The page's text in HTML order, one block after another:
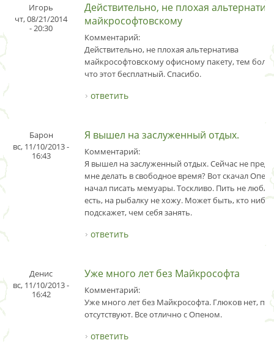
Игорь
чт, 08/21/2014
- 20:30
Действительно, не плохая
майкрософтовскому
Комментарий:
Действительно, не плохая альтернатива
майкрософтовскому офисному пакету, тем
что этот бесплатный. Спасибо.
ответить
Барон
вс, 11/10/2013 -
16:43
Я вышел на заслуженный отдых.
Комментарий:
Я вышел на заслуженный отдых. Сейчас не
мне делать в свободное время? Вот скачал
начал писать мемуары. Тоскливо. Пить не
есть, на рыбалку не хожу. Может быть, кто
подскажет, чем себя занять.
ответить
Денис
вс, 11/10/2013 -
16:42
Уже много лет без Майкрософта
Комментарий:
Уже много лет без Майкрософта. Глюков нет,
отсутствуют. Все отлично с Опеном.
ответить